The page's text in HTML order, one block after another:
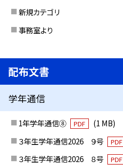
新規カテゴリ
事務室より
配布文書
学年通信
1年学年通信⑧ PDF
(1 MB)
３年生学年通信2026 ９号
PDF
３年生学年通信2026 ８号
PDF